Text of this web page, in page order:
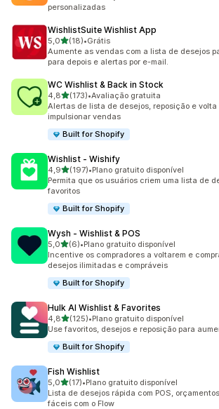
personalizadas
WishlistSuite Wishlist App
5,0de 5 estrelas
(18)
18 avaliações ao todo
•Grátis
Aumente as vendas com a lista de desejos
para depois e alertas por e-mail.
WC Wishlist & Back in Stock
4,8de 5 estrelas
(173)
173 avaliações ao todo
•Avaliação gratuita
Alertas de lista de desejos, reposição e volta
impulsionar vendas
Built for Shopify
Wishlist ‑ Wishify
4,9de 5 estrelas
(197)
197 avaliações ao todo
•Plano gratuito disponível
Permita que os usuários criem uma lista de
favoritos
Built for Shopify
Wysh ‑ Wishlist & POS
5,0de 5 estrelas
(6)
6 avaliações ao todo
•Plano gratuito disponível
Incentive os compradores a voltarem e
desejos ilimitadas e compráveis
Built for Shopify
Hulk AI Wishlist & Favorites
4,8de 5 estrelas
(125)
125 avaliações ao todo
•Plano gratuito disponível
Use favoritos, desejos e reposição para
Built for Shopify
Fish Wishlist
5,0de 5 estrelas
(17)
17 avaliações ao todo
•Plano gratuito disponível
Lista de desejos rápida com POS,
fáceis com o Flow